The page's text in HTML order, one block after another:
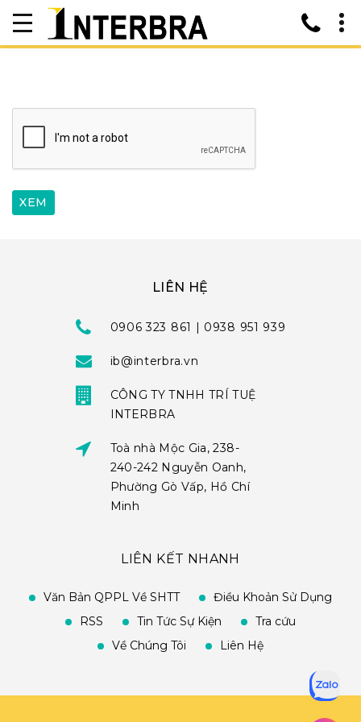
LIÊN HỆ
0906 323 861 | 0938 951 939
ib@interbra.vn
CÔNG TY TNHH TRÍ TUỆ
INTERBRA
Toà nhà Mộc Gia, 238-
240-242 Nguyễn Oanh,
Phường Gò Vấp, Hồ Chí
Minh
LIÊN KẾT NHANH
Văn Bản QPPL Về SHTT
Điều Khoản Sử Dụng
RSS
Tin Tức Sự Kiện
Tra cứu
Về Chúng Tôi
Liên Hệ